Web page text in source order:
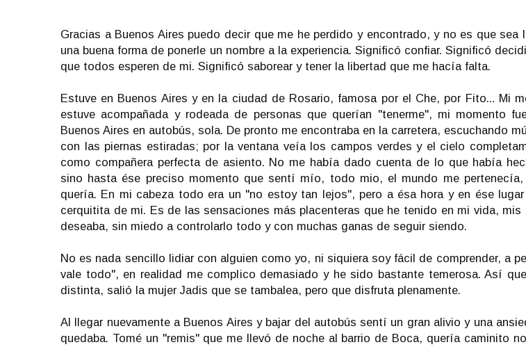
Gracias a Buenos Aires puedo decir que me he perdido y encontrado, y no es que
una buena forma de ponerle un nombre a la experiencia. Significó confiar. Significó
que todos esperen de mi. Significó saborear y tener la libertad que me hacía falta.
Estuve en Buenos Aires y en la ciudad de Rosario, famosa por el Che, por Fito... Mi
estuve acompañada y rodeada de personas que querían "tenerme", mi momento
Buenos Aires en autobús, sola. De pronto me encontraba en la carretera, escuchando
con las piernas estiradas; por la ventana veía los campos verdes y el cielo
como compañera perfecta de asiento. No me había dado cuenta de lo que había
sino hasta ése preciso momento que sentí mío, todo mio, el mundo me
quería. En mi cabeza todo era un "no estoy tan lejos", pero a ésa hora y en ése
cerquitita de mi. Es de las sensaciones más placenteras que he tenido en mi vida,
deseaba, sin miedo a controlarlo todo y con muchas ganas de seguir siendo.
No es nada sencillo lidiar con alguien como yo, ni siquiera soy fácil de comprender, a
vale todo", en realidad me complico demasiado y he sido bastante temerosa. Así
distinta, salió la mujer Jadis que se tambalea, pero que disfruta plenamente.
Al llegar nuevamente a Buenos Aires y bajar del autobús sentí un gran alivio y una
quedaba. Tomé un "remis" que me llevó de noche al barrio de Boca, quería caminito